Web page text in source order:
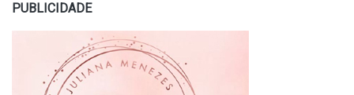
PUBLICIDADE